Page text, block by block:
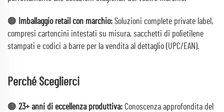
🟠 Imballaggio retail con marchio: Soluzioni complete private label,
compresi cartoncini intestati su misura, sacchetti di polietilene
stampati e codici a barre per la vendita al dettaglio (UPC/EAN).
Perché Sceglierci
🟠 23+ anni di eccellenza produttiva: Conoscenza approfondita del